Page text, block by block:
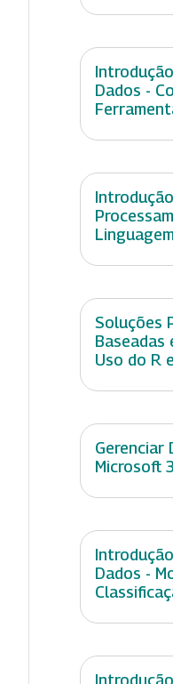
Dados -
Soluções
Baseadas
Uso do R
Gerenciar
Microsoft
Dados -